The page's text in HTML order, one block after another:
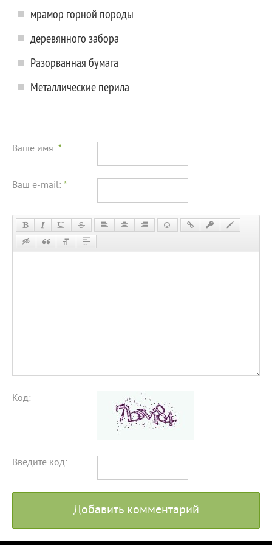
мрамор горной породы
деревянного забора
Разорванная бумага
Металлические перила
Ваше имя: *
Ваш e-mail: *
Код:
Введите код:
Добавить комментарий